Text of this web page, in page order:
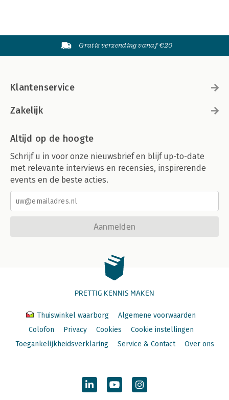
Gratis verzending vanaf €20
Klantenservice
Zakelijk
Altijd op de hoogte
Schrijf u in voor onze nieuwsbrief en blijf up-to-date
met relevante interviews en recensies, inspirerende
events en de beste acties.
Aanmelden
PRETTIG KENNIS MAKEN
Thuiswinkel waarborg
Algemene voorwaarden
Colofon
Privacy Cookies
Cookie instellingen
Toegankelijkheidsverklaring
Service & Contact Over ons